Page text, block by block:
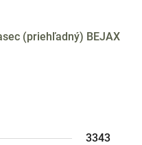
(priehľadný) BEJAX
3343